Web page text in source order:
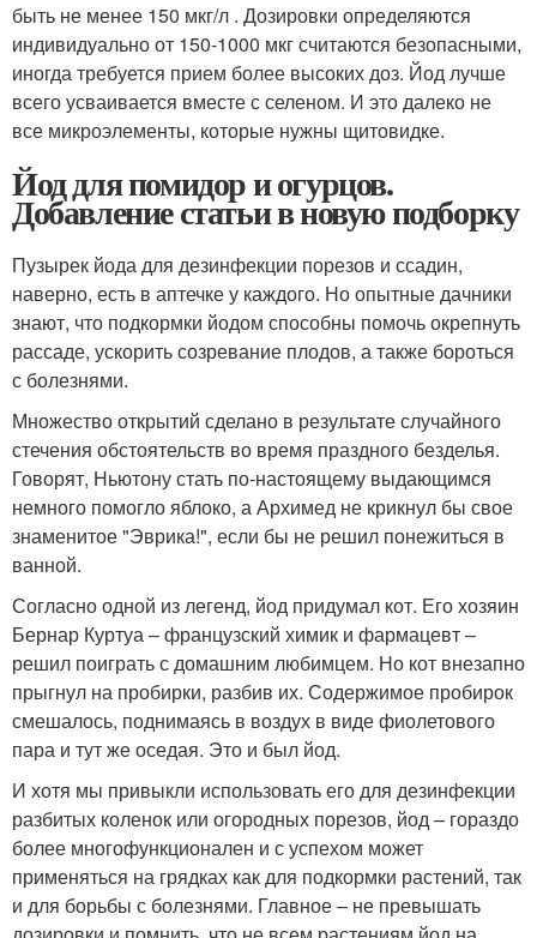
быть не менее 150 мкг/л . Дозировки определяются
индивидуально от 150-1000 мкг считаются безопасными,
иногда требуется прием более высоких доз. Йод лучше
всего усваивается вместе с селеном. И это далеко не
все микроэлементы, которые нужны щитовидке.
Йод для помидор и огурцов.
Добавление статьи в новую подборку
Пузырек йода для дезинфекции порезов и ссадин,
наверно, есть в аптечке у каждого. Но опытные дачники
знают, что подкормки йодом способны помочь окрепнуть
рассаде, ускорить созревание плодов, а также бороться
с болезнями.
Множество открытий сделано в результате случайного
стечения обстоятельств во время праздного безделья.
Говорят, Ньютону стать по-настоящему выдающимся
немного помогло яблоко, а Архимед не крикнул бы свое
знаменитое "Эврика!", если бы не решил понежиться в
ванной.
Согласно одной из легенд, йод придумал кот. Его хозяин
Бернар Куртуа – французский химик и фармацевт –
решил поиграть с домашним любимцем. Но кот внезапно
прыгнул на пробирки, разбив их. Содержимое пробирок
смешалось, поднимаясь в воздух в виде фиолетового
пара и тут же оседая. Это и был йод.
И хотя мы привыкли использовать его для дезинфекции
разбитых коленок или огородных порезов, йод – гораздо
более многофункционален и с успехом может
применяться на грядках как для подкормки растений, так
и для борьбы с болезнями. Главное – не превышать